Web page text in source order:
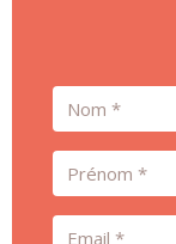
Nom
Prénom
Email